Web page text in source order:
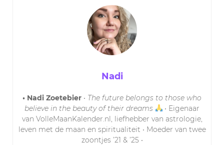
Nadi
• Nadi Zoetebier • The future belongs to those who
believe in the beauty of their dreams
• Eigenaar
van VolleMaanKalender.nl, liefhebber van astrologie,
leven met de maan en spiritualiteit • Moeder van twee
zoontjes ’21 & ’25 •